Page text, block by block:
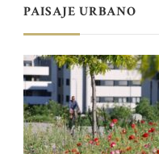
PAISAJE URBANO